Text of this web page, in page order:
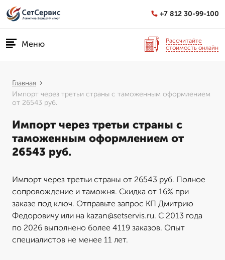
+7 812 30-99-100
Меню
Рассчитайте
стоимость онлайн
Главная
Импорт через третьи страны с таможенным оформлением
от 26543 руб.
Импорт через третьи страны с
таможенным оформлением от
26543 руб.
Импорт через третьи страны от 26543 руб. Полное
сопровождение и таможня. Скидка от 16% при
заказе под ключ. Отправьте запрос КП Дмитрию
Федоровичу или на kazan@setservis.ru. С 2013 года
по 2026 выполнено более 4119 заказов. Опыт
специалистов не менее 11 лет.